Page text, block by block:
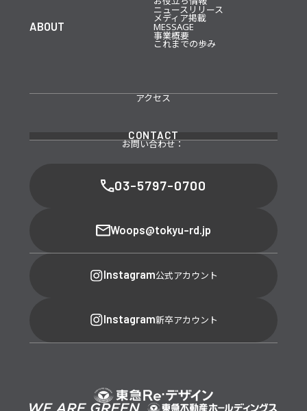
ニュースリリース
メディア掲載
ABOUT MESSAGE
事業概要
これまでの歩み
お問い合わせ：
03-5797-0700
Woops@tokyu-rd.jp
Instagram公式アカウント
Instagram新卒アカウント
アクセス
CONTACT